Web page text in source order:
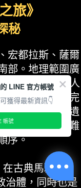
旅》
秘
宏都拉斯、薩爾
部。地理範圍廣
遺址都有他引人
趟旅程無法看完
雅文化重要的遺
也幫助選擇困難
序。
古典馬雅
治體，同時也是
LINE 官方帳號
獲得最新資訊👇
帳號